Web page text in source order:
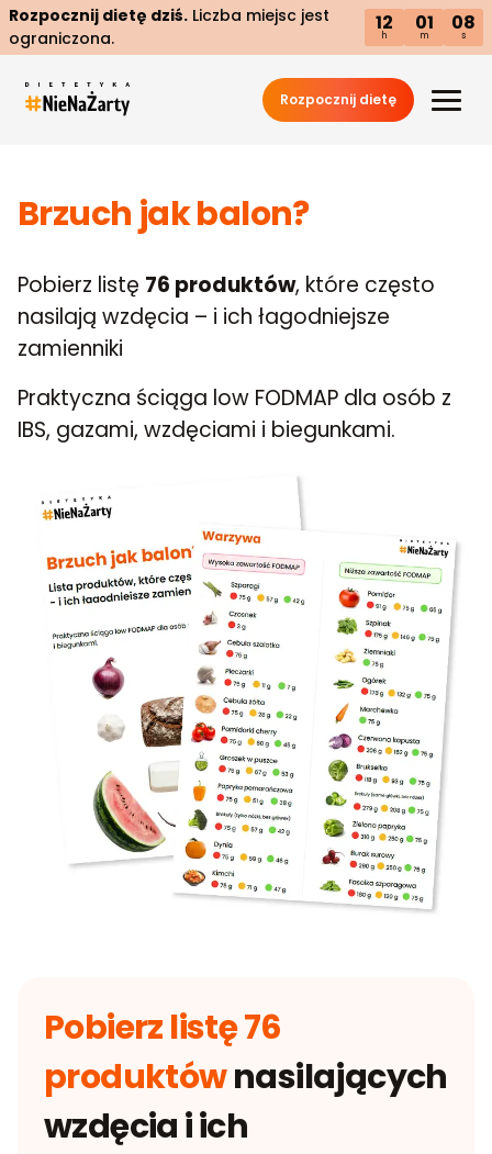
Rozpocznij dietę dziś. Liczba miejsc jest
ograniczona.
12
h
01
m
08
s
Rozpocznij dietę
Brzuch jak balon?
Pobierz listę 76 produktów, które często
nasilają wzdęcia – i ich łagodniejsze
zamienniki
Praktyczna ściąga low FODMAP dla osób z
IBS, gazami, wzdęciami i biegunkami.
Pobierz listę 76
produktównasilających
wzdęcia i ich